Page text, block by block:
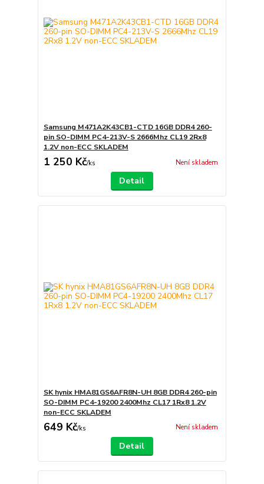
Samsung M471A2K43CB1-CTD 16GB DDR4 260-
pin SO-DIMM PC4-213V-S 2666Mhz CL19 2Rx8
1.2V non-ECC SKLADEM
1 250 Kč/ks Není skladem
Detail
SK hynix HMA81GS6AFR8N-UH 8GB DDR4 260-pin
SO-DIMM PC4-19200 2400Mhz CL17 1Rx8 1.2V
non-ECC SKLADEM
649 Kč/ks Není skladem
Detail